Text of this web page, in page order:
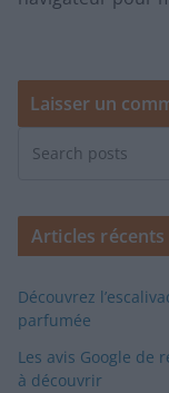
Articles récents
Découvrez
parfumée
Les avis Google de
à découvrir